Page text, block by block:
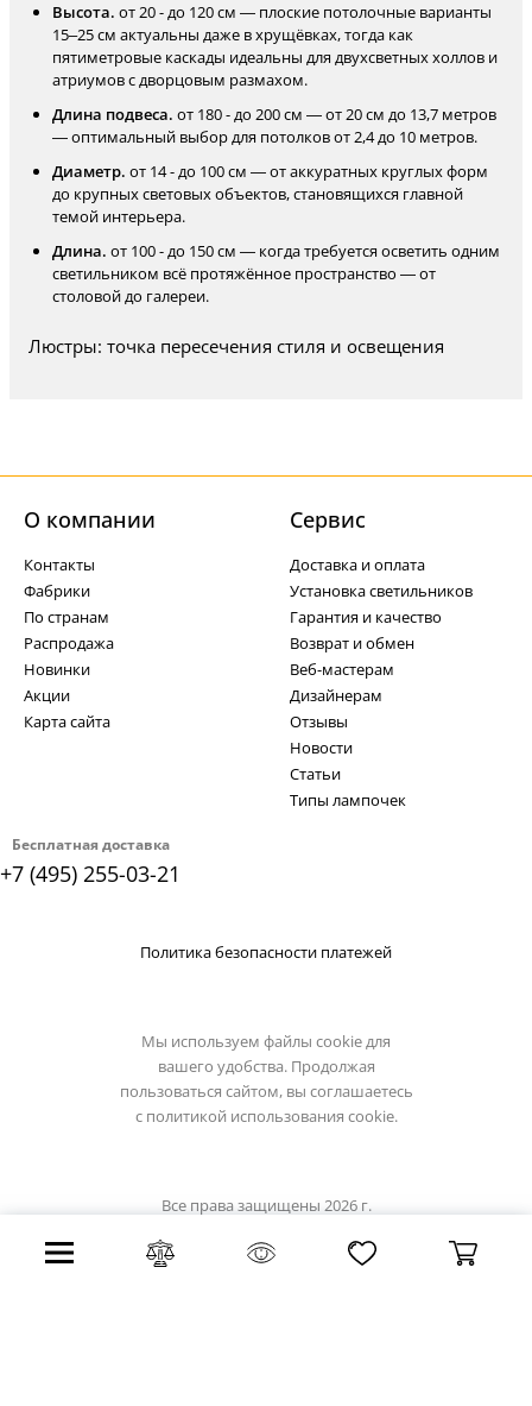
Высота. от 20 - до 120 см — плоские потолочные варианты
15–25 см актуальны даже в хрущёвках, тогда как
пятиметровые каскады идеальны для двухсветных холлов и
атриумов с дворцовым размахом.
Длина подвеса. от 180 - до 200 см — от 20 см до 13,7 метров
— оптимальный выбор для потолков от 2,4 до 10 метров.
Диаметр. от 14 - до 100 см — от аккуратных круглых форм
до крупных световых объектов, становящихся главной
темой интерьера.
Длина. от 100 - до 150 см — когда требуется осветить одним
светильником всё протяжённое пространство — от
столовой до галереи.
Люстры: точка пересечения стиля и освещения
Бесплатная доставка
+7 (495) 255-03-21
О компании
Контакты
Фабрики
По странам
Распродажа
Новинки
Акции
Карта сайта
Cервис
Доставка и оплата
Установка светильников
Гарантия и качество
Возврат и обмен
Веб-мастерам
Дизайнерам
Отзывы
Новости
Статьи
Типы лампочек
Политика безопасности платежей
Мы используем файлы cookie для
вашего удобства. Продолжая
пользоваться сайтом, вы соглашаетесь
с политикой использования cookie.
Все права защищены 2026 г.